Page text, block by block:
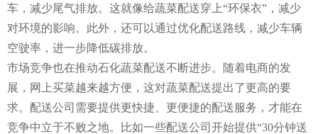
车，减少尾气排放。这就像给蔬菜配送穿上“环保衣”，减少
对环境的影响。此外，还可以通过优化配送路线，减少车辆
空驶率，进一步降低碳排放。
市场竞争也在推动石化蔬菜配送不断进步。随着电商的发
展，网上买菜越来越方便，这对蔬菜配送提出了更高的要
求。配送公司需要提供更快捷、更便捷的配送服务，才能在
竞争中立于不败之地。比如一些配送公司开始提供“30分钟送